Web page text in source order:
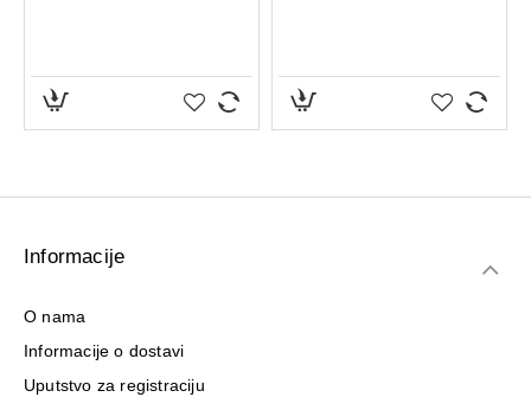
Informacije
O nama
Informacije o dostavi
Uputstvo za registraciju